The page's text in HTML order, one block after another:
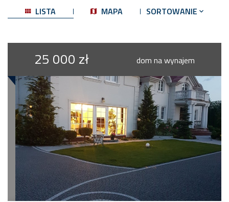
LISTA MAPA SORTOWANIE
25 000 zł dom na wynajem